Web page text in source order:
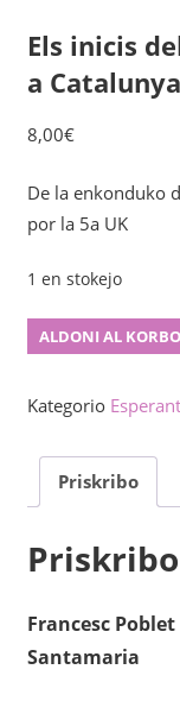
Els inicis
a Catalunya
8,00€
De la enkonduko
por la 5a UK
1 en stokejo
Els
del
moviment
esperantista
kvanto
ALDONI AL KORBO
Kategorio
Priskribo
Priskribo
Francesc
Santamaria